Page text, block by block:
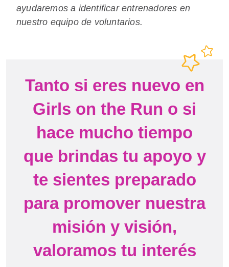
ayudaremos a identificar entrenadores en
nuestro equipo de voluntarios.
Tanto si eres nuevo en
Girls on the Run o si
hace mucho tiempo
que brindas tu apoyo y
te sientes preparado
para promover nuestra
misión y visión,
valoramos tu interés